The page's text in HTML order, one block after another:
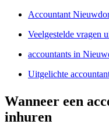
Accountant
Veelgestelde vragen
accountants in
Uitgelichte
Wanneer een
inhuren